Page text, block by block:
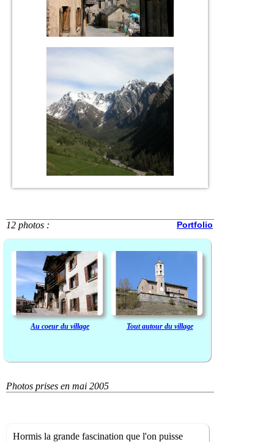
12 photos : Portfolio
Au coeur du village Tout autour du village
Photos prises en mai 2005
Hormis la grande fascination que l'on puisse